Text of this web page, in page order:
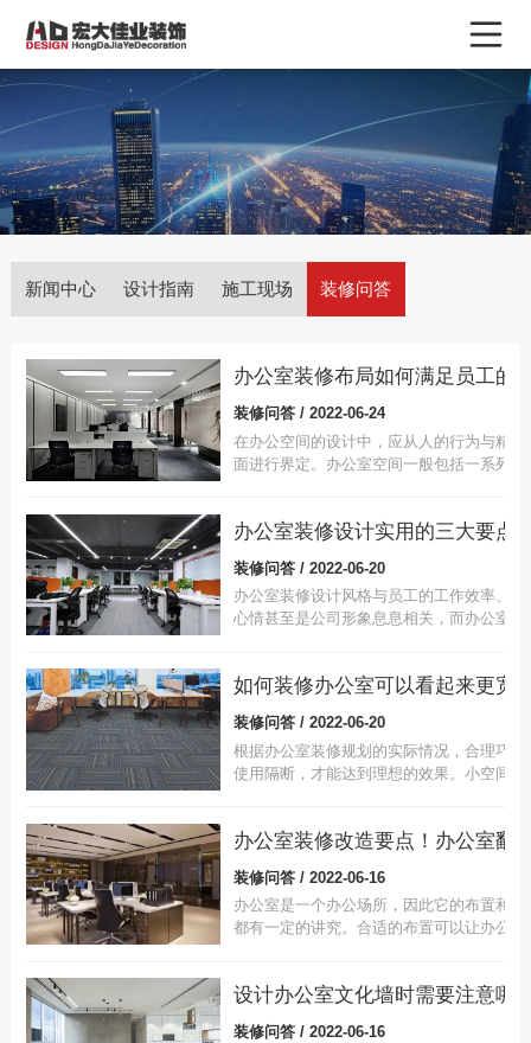
新闻中心 设计指南 施工现场 装修问答
办公室装修布局如何满足员工的
装修问答 / 2022-06-24
在办公空间的设计中，应从人的行为与精神
面进行界定。办公室空间一般包括一系列的
需要用不同的方法来使用不同的空间。每个
和流动，离心力和径向力。
办公室装修设计实用的三大要点
装修问答 / 2022-06-20
办公室装修设计风格与员工的工作效率、工
心情甚至是公司形象息息相关，而办公室装
如何装修办公室可以看起来更宽
装修问答 / 2022-06-20
根据办公室装修规划的实际情况，合理巧妙
使用隔断，才能达到理想的效果。小空间的
简单，使整个空间干净清新，干净舒适的空
装修问答 / 2022-06-16
办公室是一个办公场所，因此它的布置和装
都有一定的讲究。合适的布置可以让办公室
装修改造怎样好呢?就让我们带着这些疑问
装修问答 / 2022-06-16